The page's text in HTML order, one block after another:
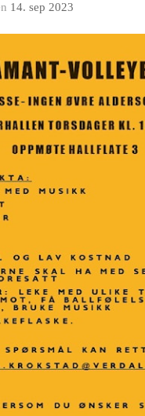
14. sep 2023